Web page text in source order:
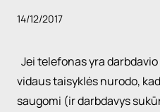
14/12/2017
Jei telefonas yra
vidaus taisyklės nurodo,
saugomi (ir darbdavys